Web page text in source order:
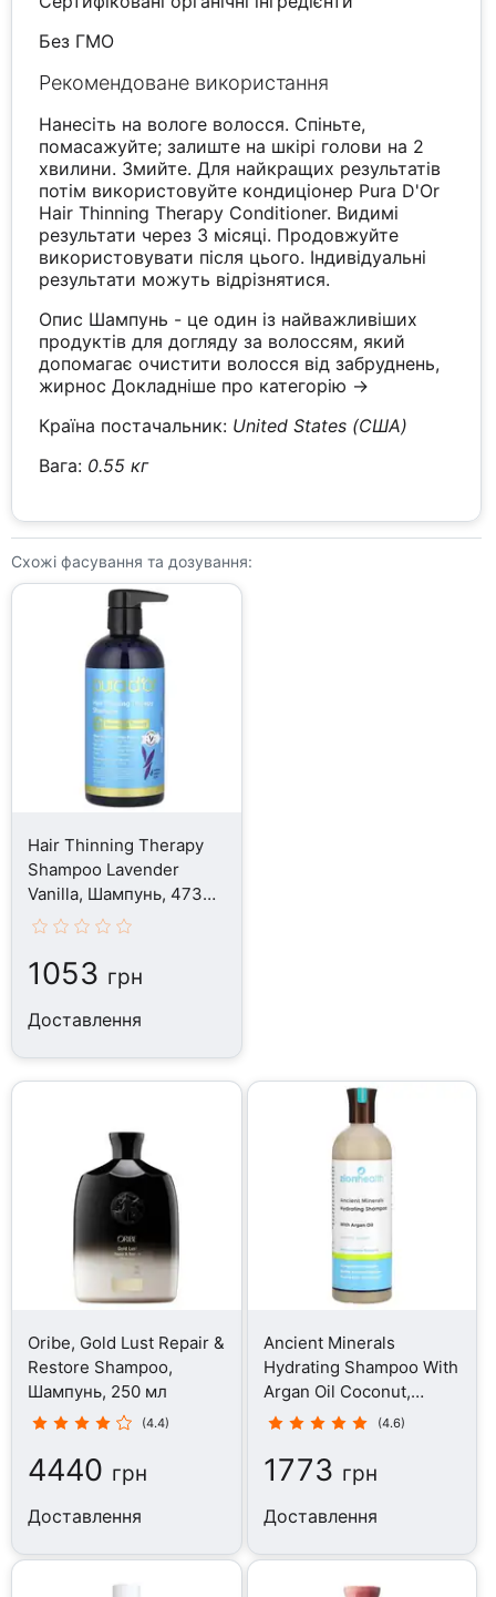
Без ГМО
Рекомендоване використання
Нанесіть на вологе волосся. Спіньте,
помасажуйте; залиште на шкірі голови на 2
хвилини. Змийте. Для найкращих результатів
потім використовуйте кондиціонер Pura D'Or
Hair Thinning Therapy Conditioner. Видимі
результати через 3 місяці. Продовжуйте
використовувати після цього. Індивідуальні
результати можуть відрізнятися.
Опис Шампунь - це один із найважливіших
продуктів для догляду за волоссям, який
допомагає очистити волосся від забруднень,
жирносДокладніше про категорію →
Країна постачальник: United States (США)
Вага: 0.55 кг
Схожі фасування та дозування:
Hair Thinning Therapy
Shampoo Lavender
Vanilla, Шампунь, 473
мл
1053 грн
Доставлення
Oribe, Gold Lust Repair &
Restore Shampoo,
Шампунь, 250 мл
(4.4)
4440 грн
Доставлення
Ancient Minerals
Hydrating Shampoo With
Argan Oil Coconut,
Шампунь, 473 мл
(4.6)
1773 грн
Доставлення